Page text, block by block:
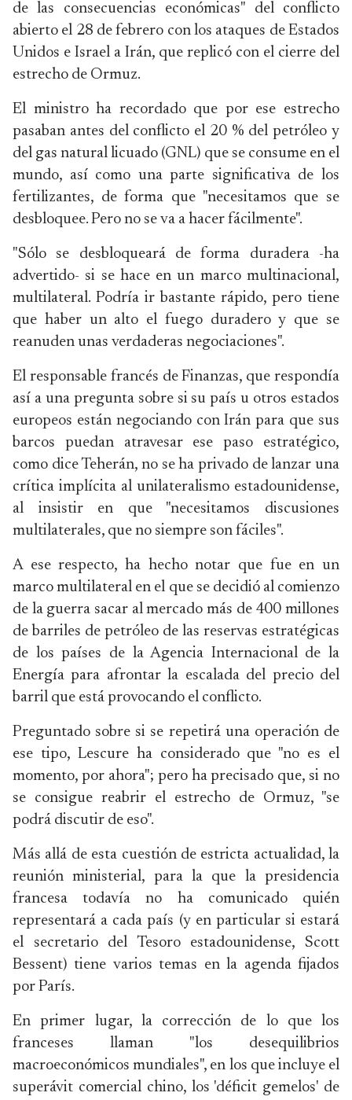
de las consecuencias económicas" del conflicto
abierto el 28 de febrero con los ataques de Estados
Unidos e Israel a Irán, que replicó con el cierre del
estrecho de Ormuz.
El ministro ha recordado que por ese estrecho
pasaban antes del conflicto el 20 % del petróleo y
del gas natural licuado (GNL) que se consume en el
mundo, así como una parte significativa de los
fertilizantes, de forma que "necesitamos que se
desbloquee. Pero no se va a hacer fácilmente".
"Sólo se desbloqueará de forma duradera -ha
advertido- si se hace en un marco multinacional,
multilateral. Podría ir bastante rápido, pero tiene
que haber un alto el fuego duradero y que se
reanuden unas verdaderas negociaciones".
El responsable francés de Finanzas, que respondía
así a una pregunta sobre si su país u otros estados
europeos están negociando con Irán para que sus
barcos puedan atravesar ese paso estratégico,
como dice Teherán, no se ha privado de lanzar una
crítica implícita al unilateralismo estadounidense,
al insistir en que "necesitamos discusiones
multilaterales, que no siempre son fáciles".
A ese respecto, ha hecho notar que fue en un
marco multilateral en el que se decidió al comienzo
de la guerra sacar al mercado más de 400 millones
de barriles de petróleo de las reservas estratégicas
de los países de la Agencia Internacional de la
Energía para afrontar la escalada del precio del
barril que está provocando el conflicto.
Preguntado sobre si se repetirá una operación de
ese tipo, Lescure ha considerado que "no es el
momento, por ahora"; pero ha precisado que, si no
se consigue reabrir el estrecho de Ormuz, "se
podrá discutir de eso".
Más allá de esta cuestión de estricta actualidad, la
reunión ministerial, para la que la presidencia
francesa todavía no ha comunicado quién
representará a cada país (y en particular si estará
el secretario del Tesoro estadounidense, Scott
Bessent) tiene varios temas en la agenda fijados
por París.
En primer lugar, la corrección de lo que los
franceses llaman "los desequilibrios
macroeconómicos mundiales", en los que incluye el
superávit comercial chino, los 'déficit gemelos' de